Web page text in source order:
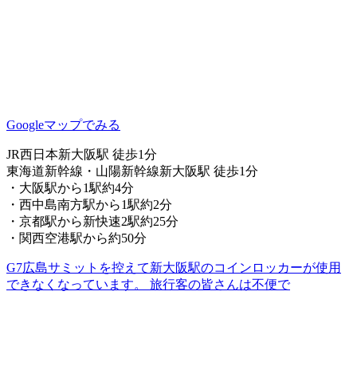
Googleマップでみる
JR西日本新大阪駅 徒歩1分
東海道新幹線・山陽新幹線新大阪駅 徒歩1分
・大阪駅から1駅約4分
・西中島南方駅から1駅約2分
・京都駅から新快速2駅約25分
・関西空港駅から約50分
G7広島サミットを控えて新大阪駅のコインロッカーが使用
できなくなっています。 旅行客の皆さんは不便で